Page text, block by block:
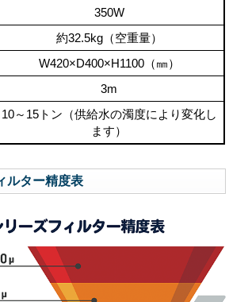
350W
約32.5kg（空重量）
W420×D400×H1100（㎜）
3m
10～15トン（供給水の濁度により変化し
ます）
ルター精度表